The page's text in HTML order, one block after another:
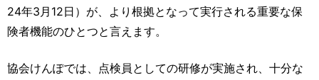
24年3月12日）が、より根拠となって実行される重要な保
険者機能のひとつと言えます。
協会けんぽでは、点検員としての研修が実施され、十分な